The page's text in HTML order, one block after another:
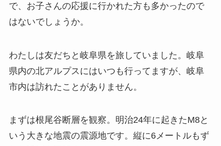
で、お子さんの応援に行かれた方も多かったので
はないでしょうか。
わたしは友だちと岐阜県を旅していました。岐阜
県内の北アルプスにはいつも行ってますが、岐阜
市内は訪れたことがありません。
まずは根尾谷断層を観察。明治24年に起きたM8と
いう大きな地震の震源地です。縦に6メートルもず